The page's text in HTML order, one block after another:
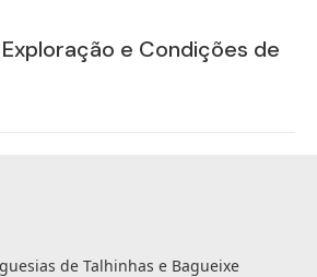
e Condições de
de Talhinhas e Bagueixe